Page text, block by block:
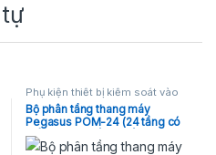
Phụ kiện thiết bị kiểm soát vào
ra
Bộ phân tầng thang máy
Pegasus POM-24 (24 tầng có
thể mở rộng đến 96 tầng)